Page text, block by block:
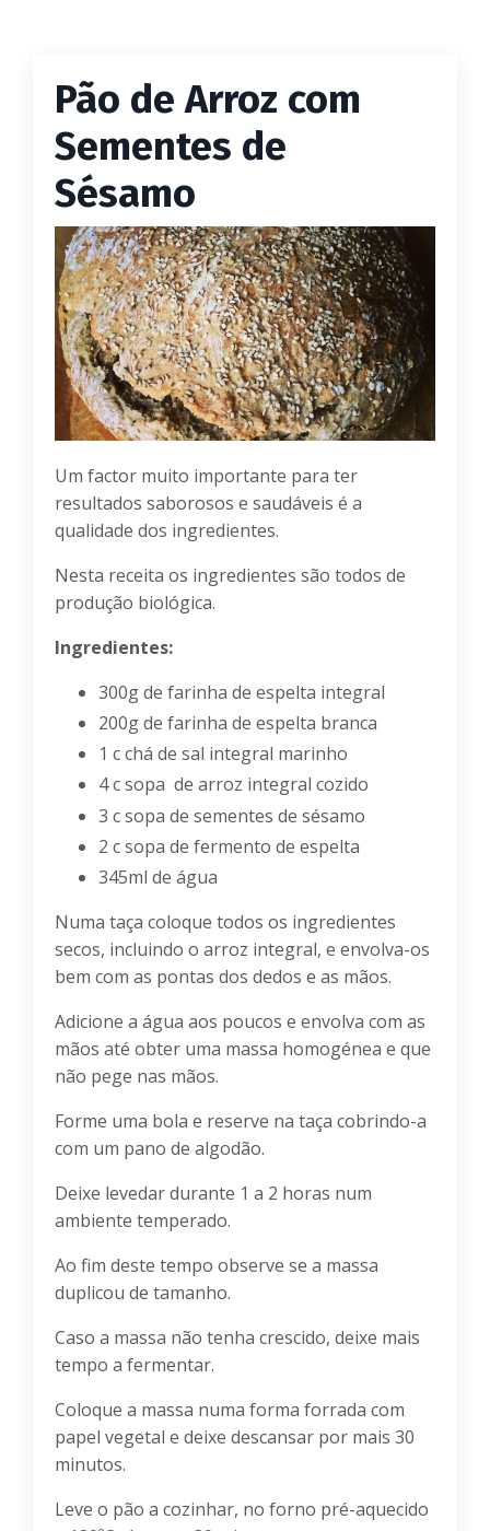
Pão de Arroz com
Sementes de
Sésamo
Um factor muito importante para ter
resultados saborosos e saudáveis é a
qualidade dos ingredientes.
Nesta receita os ingredientes são todos de
produção biológica.
Ingredientes:
300g de farinha de espelta integral
200g de farinha de espelta branca
1 c chá de sal integral marinho
4 c sopa de arroz integral cozido
3 c sopa de sementes de sésamo
2 c sopa de fermento de espelta
345ml de água
Numa taça coloque todos os ingredientes
secos, incluindo o arroz integral, e envolva-os
bem com as pontas dos dedos e as mãos.
Adicione a água aos poucos e envolva com as
mãos até obter uma massa homogénea e que
não pege nas mãos.
Forme uma bola e reserve na taça cobrindo-a
com um pano de algodão.
Deixe levedar durante 1 a 2 horas num
ambiente temperado.
Ao fim deste tempo observe se a massa
duplicou de tamanho.
Caso a massa não tenha crescido, deixe mais
tempo a fermentar.
Coloque a massa numa forma forrada com
papel vegetal e deixe descansar por mais 30
minutos.
Leve o pão a cozinhar, no forno pré-aquecido